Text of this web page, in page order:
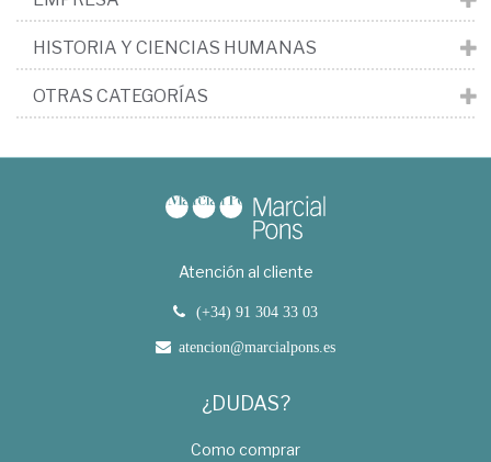
HISTORIA Y CIENCIAS HUMANAS
OTRAS CATEGORÍAS
Atención al cliente
(+34) 91 304 33 03
atencion@marcialpons.es
¿DUDAS?
Como comprar